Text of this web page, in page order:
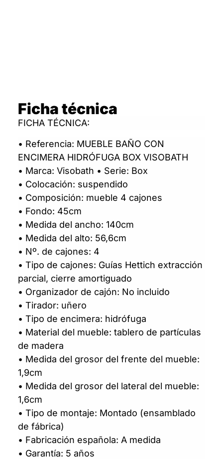
Ficha técnica
FICHA TÉCNICA:
• Referencia: MUEBLE BAÑO CON
ENCIMERA HIDRÓFUGA BOX VISOBATH
• Marca: Visobath • Serie: Box
• Colocación: suspendido
• Composición: mueble 4 cajones
• Fondo: 45cm
• Medida del ancho: 140cm
• Medida del alto: 56,6cm
• Nº. de cajones: 4
• Tipo de cajones: Guías Hettich extracción
parcial, cierre amortiguado
• Organizador de cajón: No incluido
• Tirador: uñero
• Tipo de encimera: hidrófuga
• Material del mueble: tablero de partículas
de madera
• Medida del grosor del frente del mueble:
1,9cm
• Medida del grosor del lateral del mueble:
1,6cm
• Tipo de montaje: Montado (ensamblado
de fábrica)
• Fabricación española: A medida
• Garantía: 5 años